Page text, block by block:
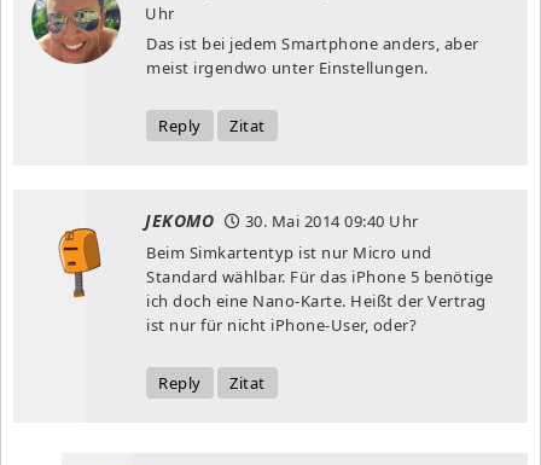
Uhr
Das ist bei jedem Smartphone anders, aber
meist irgendwo unter Einstellungen.
Reply Zitat
JEKOMO 30. Mai 201409:40 Uhr
Beim Simkartentyp ist nur Micro und
Standard wählbar. Für das iPhone 5 benötige
ich doch eine Nano-Karte. Heißt der Vertrag
ist nur für nicht iPhone-User, oder?
Reply Zitat